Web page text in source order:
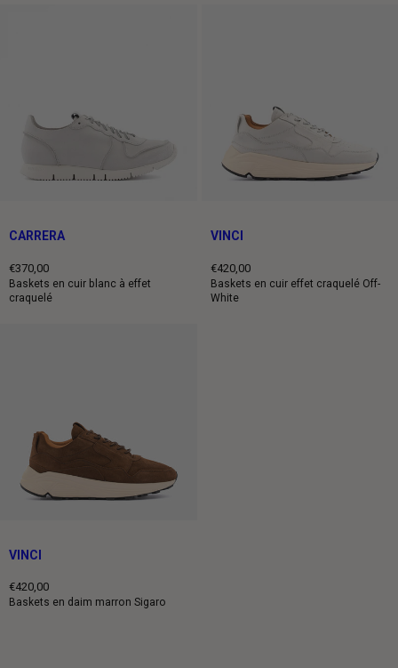
CARRERA
€370,00
Prix
normal
Baskets en cuir blanc à effet
craquelé
VINCI
€420,00
Prix
normal
Baskets en cuir effet craquelé Off-
White
VINCI
€420,00
Prix
Baskets en daim marron Sigaro